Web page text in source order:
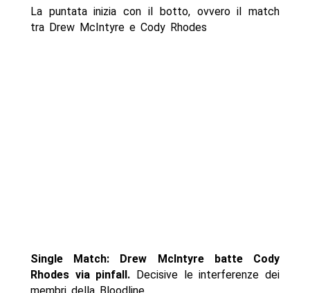
La puntata inizia con il botto, ovvero il match
tra Drew McIntyre e Cody Rhodes
Single Match: Drew McIntyre batte Cody
Rhodes via pinfall. Decisive le interferenze dei